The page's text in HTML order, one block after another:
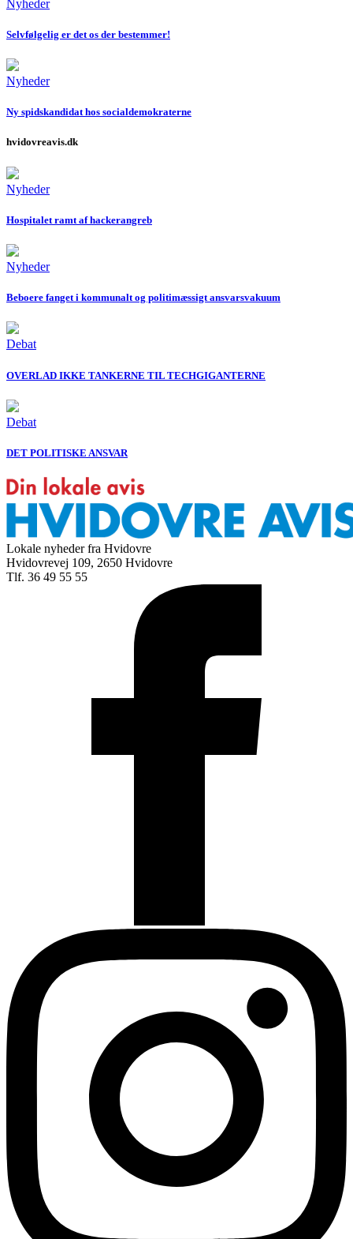
Nyheder
Selvfølgelig er det os der bestemmer!
Nyheder
Ny spidskandidat hos socialdemokraterne
hvidovreavis.dk
Nyheder
Hospitalet ramt af hackerangreb
Nyheder
Beboere fanget i kommunalt og politimæssigt ansvarsvakuum
Debat
OVERLAD IKKE TANKERNE TIL TECHGIGANTERNE
Debat
DET POLITISKE ANSVAR
Lokale nyheder fra Hvidovre
Hvidovrevej 109, 2650 Hvidovre
Tlf. 36 49 55 55